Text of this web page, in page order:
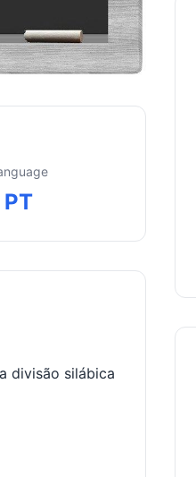
PT
divisão silábica